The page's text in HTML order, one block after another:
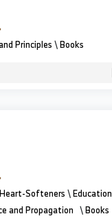
Principles\Books
Softeners\Education
and Propagation \Books